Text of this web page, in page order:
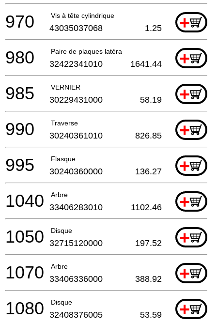
Vis à tête cylindrique +
970 43035037068 1.25
Paire de plaques latéra +
980 32422341010 1641.44
VERNIER +
985 30229431000 58.19
Traverse +
990 30240361010 826.85
Flasque +
995 30240360000 136.27
Arbre +
1040 33406283010 1102.46
Disque +
1050 32715120000 197.52
Arbre +
1070 33406336000 388.92
Disque +
1080 32408376005 53.59